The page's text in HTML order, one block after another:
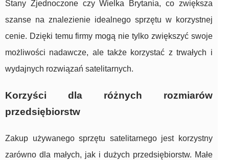
Stany Zjednoczone czy Wielka Brytania, co zwiększa
szanse na znalezienie idealnego sprzętu w korzystnej
cenie. Dzięki temu firmy mogą nie tylko zwiększyć swoje
możliwości nadawcze, ale także korzystać z trwałych i
wydajnych rozwiązań satelitarnych.
Korzyści dla różnych rozmiarów
przedsiębiorstw
Zakup używanego sprzętu satelitarnego jest korzystny
zarówno dla małych, jak i dużych przedsiębiorstw. Małe